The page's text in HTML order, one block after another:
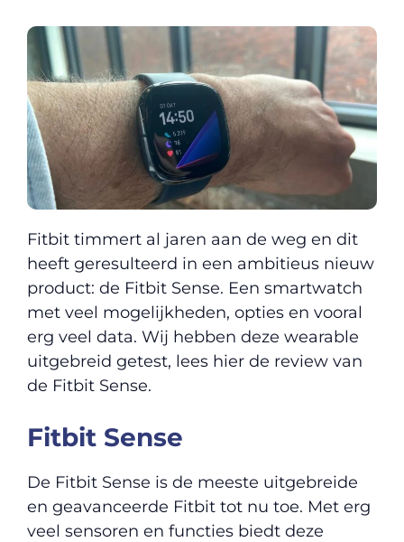
Fitbit timmert al jaren aan de weg en dit
heeft geresulteerd in een ambitieus nieuw
product: de Fitbit Sense. Een smartwatch
met veel mogelijkheden, opties en vooral
erg veel data. Wij hebben deze wearable
uitgebreid getest, lees hier de review van
de Fitbit Sense.
Fitbit Sense
De Fitbit Sense is de meeste uitgebreide
en geavanceerde Fitbit tot nu toe. Met erg
veel sensoren en functies biedt deze